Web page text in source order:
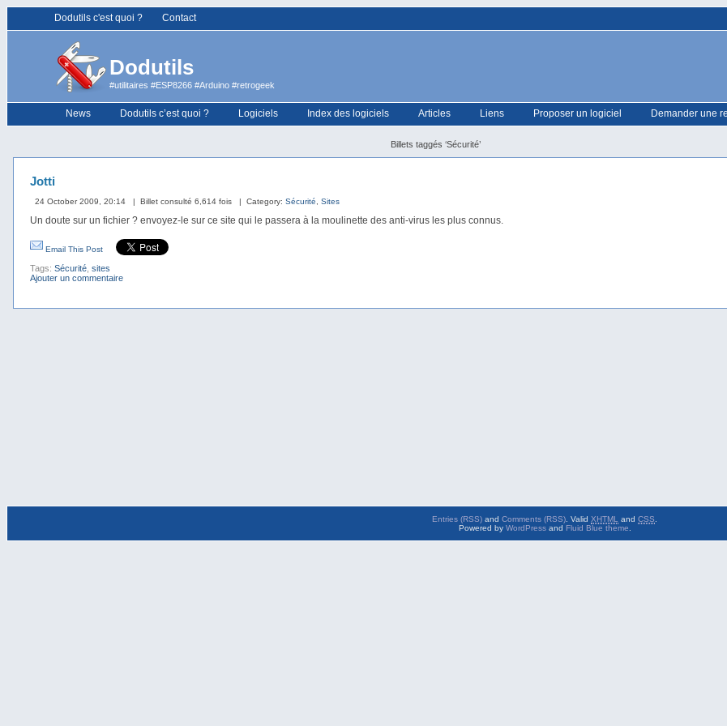
Dodutils c'est quoi ? Contact
Dodutils
#utilitaires #ESP8266 #Arduino #retrogeek
News Dodutils c’est quoi ? Logiciels Index des logiciels Articles Liens Proposer un logiciel Demander une
Billets taggés ‘Sécurité’
Jotti
24 October 2009, 20:14 | Billet consulté 6,614 fois | Category: Sécurité Sites
Un doute sur un fichier ? envoyez-le sur ce site qui le passera à la moulinette des anti-virus les plus connus.
Email This Post
Tags: Sécurité sites
Ajouter un commentaire
Entries (RSS) and Comments (RSS) . Valid XHTML and CSS
Powered by WordPressand Fluid Blue theme